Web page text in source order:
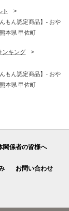
ト
もん認定商品】- おや
本県 甲佐町
ンキング
もん認定商品】- おや
本県 甲佐町
関係者の皆様へ
お問い合わせ